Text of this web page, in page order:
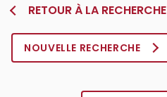
RETOUR À LA RECHERCHE
NOUVELLE RECHERCHE